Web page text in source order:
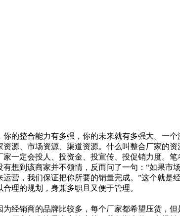
整合能力有多强，你的未来就有多强大。一个
源、市场资源、渠道资源。什么叫整合厂家的
一定会投人、投资金、投宣传、投促销力度。
想到该商家并不领情，反而问了一句：“如果市
营，我们保证把你所要的销量完成。”这个就
理的规划，身兼多职且又便于管理。
销商的品牌比较多，每个厂家都希望压货，